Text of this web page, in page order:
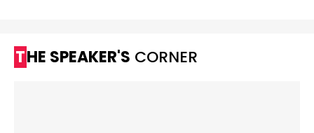
THE SPEAKER'S CORNER